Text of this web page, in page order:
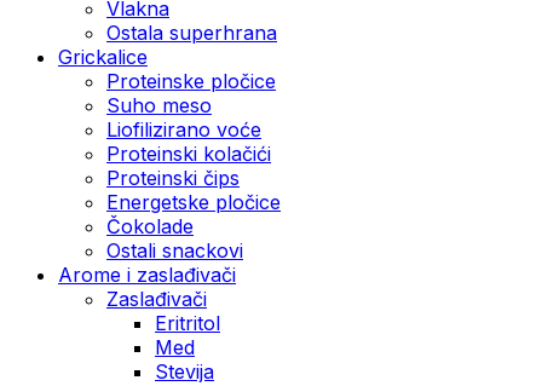
Vlakna
Ostala superhrana
Grickalice
Proteinske pločice
Suho meso
Liofilizirano voće
Proteinski kolačići
Proteinski čips
Energetske pločice
Čokolade
Ostali snackovi
Arome i zaslađivači
Zaslađivači
Eritritol
Med
Stevija